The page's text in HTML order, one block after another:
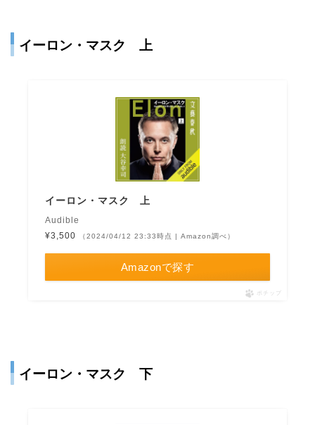
イーロン・マスク 上
イーロン・マスク 上
Audible
¥3,500
（2024/04/12 23:33時点 | Amazon調べ）
Amazonで探す
ポチップ
イーロン・マスク 下